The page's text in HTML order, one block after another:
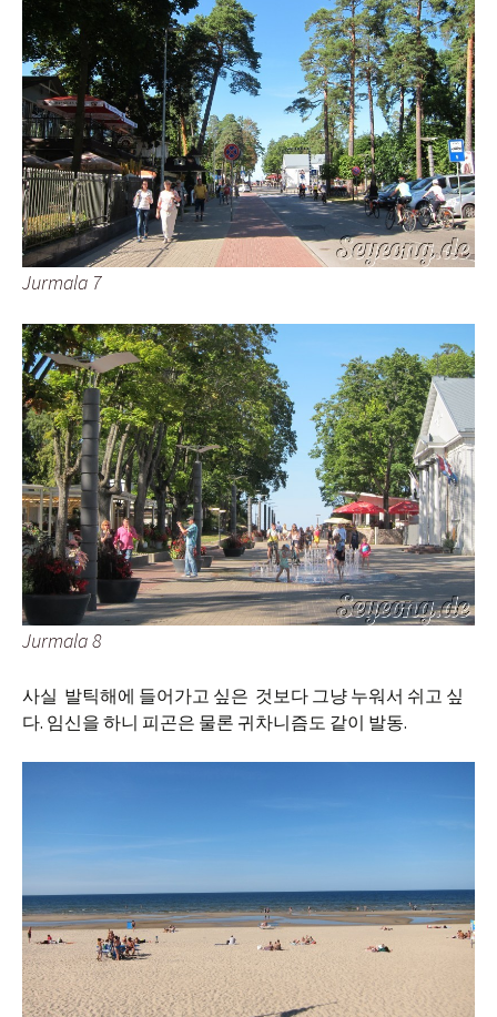
Jurmala 7
Jurmala 8
사실 발틱해에 들어가고 싶은 것보다 그냥 누워서 쉬고 싶
다. 임신을 하니 피곤은 물론 귀차니즘도 같이 발동.